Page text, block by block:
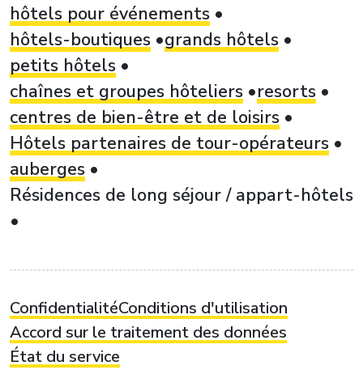
hôtels pour événements
hôtels-boutiques grands hôtels
petits hôtels
chaînes et groupes hôteliers
resorts
centres de bien-être et de loisirs
Hôtels partenaires de tour-opérateurs
auberges
Résidences de long séjour / appart-hôtels
ConfidentialitéConditions d'utilisation
Accord sur le traitement des données
État du service